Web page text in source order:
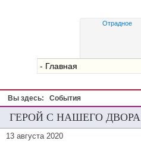
Отрадное
Вы здесь: События
ГЕРОЙ С НАШЕГО ДВОРА
13 августа 2020